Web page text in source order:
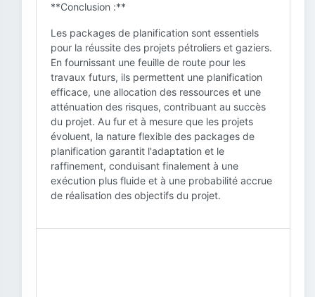
**Conclusion :**
Les packages de planification sont essentiels
pour la réussite des projets pétroliers et gaziers.
En fournissant une feuille de route pour les
travaux futurs, ils permettent une planification
efficace, une allocation des ressources et une
atténuation des risques, contribuant au succès
du projet. Au fur et à mesure que les projets
évoluent, la nature flexible des packages de
planification garantit l'adaptation et le
raffinement, conduisant finalement à une
exécution plus fluide et à une probabilité accrue
de réalisation des objectifs du projet.